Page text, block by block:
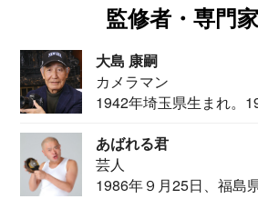
監修者・専門
大島 康嗣
カメラマン
1942年埼玉県生まれ。
あばれる君
芸人
1986年９月25日、福島